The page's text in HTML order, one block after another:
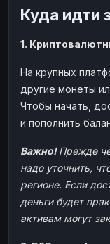
Куда идти
1.
На крупных
другие монеты
Чтобы начать,
и пополнить
Важно!Прежде
надо уточнить,
регионе. Если
деньги будет
активам могут